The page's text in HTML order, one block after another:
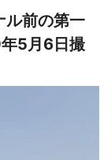
ル前の第一
5月6日撮